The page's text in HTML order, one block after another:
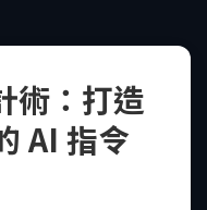
術：打造
AI 指令